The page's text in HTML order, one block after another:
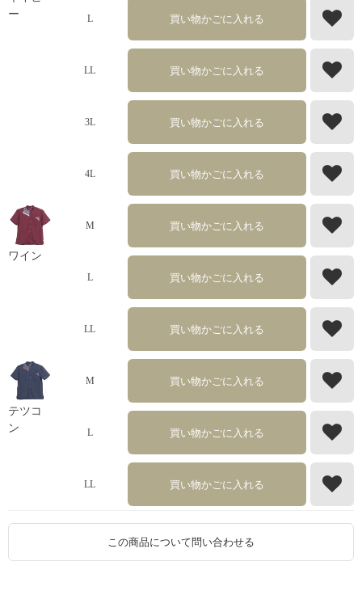
ー
L 買い物かごに入れる
LL 買い物かごに入れる
3L 買い物かごに入れる
4L 買い物かごに入れる
ワイン
M 買い物かごに入れる
L 買い物かごに入れる
LL 買い物かごに入れる
テツコ
ン
M 買い物かごに入れる
L 買い物かごに入れる
LL 買い物かごに入れる
この商品について問い合わせる